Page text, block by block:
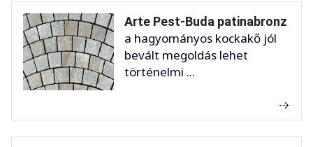
Arte Pest-Buda patinabronz
a hagyományos kockakő jól
bevált megoldás lehet
történelmi ...